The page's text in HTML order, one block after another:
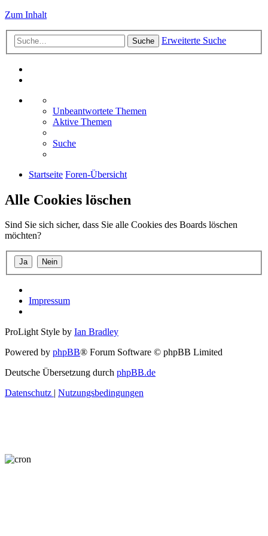
Zum Inhalt
Suche Erweiterte Suche
Unbeantwortete Themen
Aktive Themen
Suche
Startseite Foren-Übersicht
Alle Cookies löschen
Sind Sie sich sicher, dass Sie alle Cookies des Boards löschen
möchten?
Impressum
ProLight Style by Ian Bradley
Powered by phpBB® Forum Software © phpBB Limited
Deutsche Übersetzung durch phpBB.de
Datenschutz | Nutzungsbedingungen